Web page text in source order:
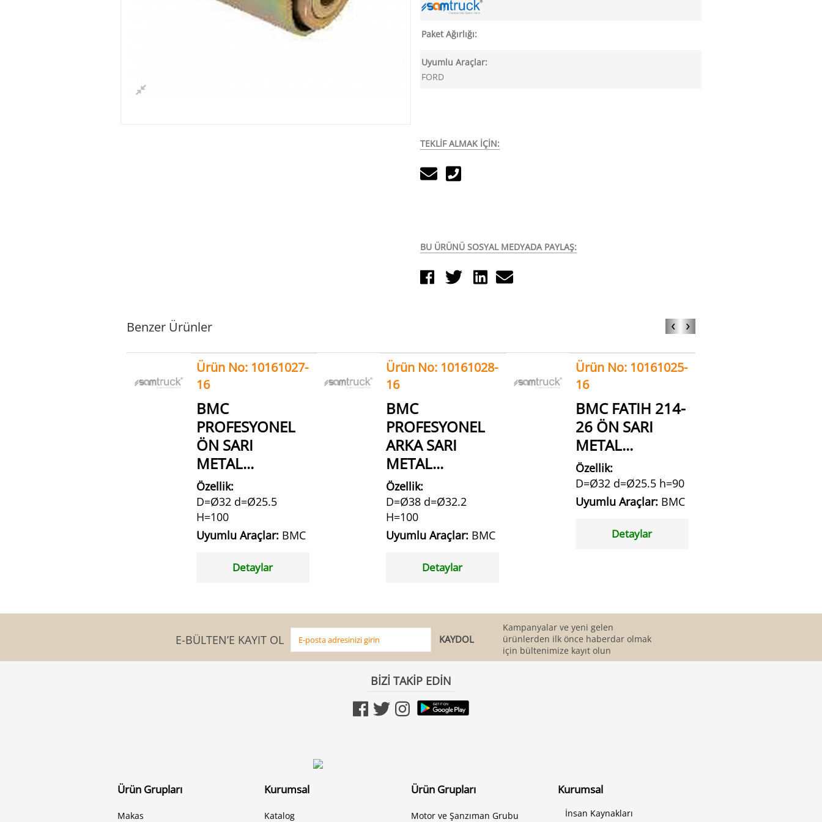
Paket Ağırlığı:
Uyumlu Araçlar:
FORD
TEKLİF ALMAK İÇİN:
BU ÜRÜNÜ SOSYAL MEDYADA PAYLAŞ:
Benzer Ürünler ‹ ›
Ürün No: 10161027-
16
BMC
PROFESYONEL
ÖN SARI
METAL...
Özellik:
D=Ø32 d=Ø25.5
H=100
Uyumlu Araçlar: BMC
Detaylar
Ürün No: 10161028-
16
BMC
PROFESYONEL
ARKA SARI
METAL...
Özellik:
D=Ø38 d=Ø32.2
H=100
Uyumlu Araçlar: BMC
Detaylar
Ürün No: 10161025-
16
BMC FATIH 214-
26 ÖN SARI
METAL...
Özellik:
D=Ø32 d=Ø25.5 h=90
Uyumlu Araçlar: BMC
Detaylar
E-BÜLTEN’E KAYIT OL
Kampanyalar ve yeni gelen
ürünlerden ilk önce haberdar olmak
için bültenimize kayıt olun
BİZİ TAKİP EDİN
Ürün Grupları
Makas
Kurumsal
Katalog
Ürün Grupları
Motor ve Şanzıman Grubu
Kurumsal
İnsan Kaynakları